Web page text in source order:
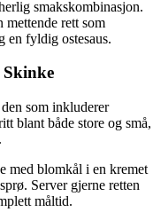
smakskombinasjon.
mettende rett som
en fyldig ostesaus.
Skinke
som inkluderer
blant både store og små,
med blomkål i en kremet
Server gjerne retten
måltid.